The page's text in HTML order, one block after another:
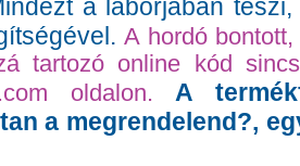
a laborjában
A hordó
tartozó online kód
oldalon.
A
a megrendelend?,